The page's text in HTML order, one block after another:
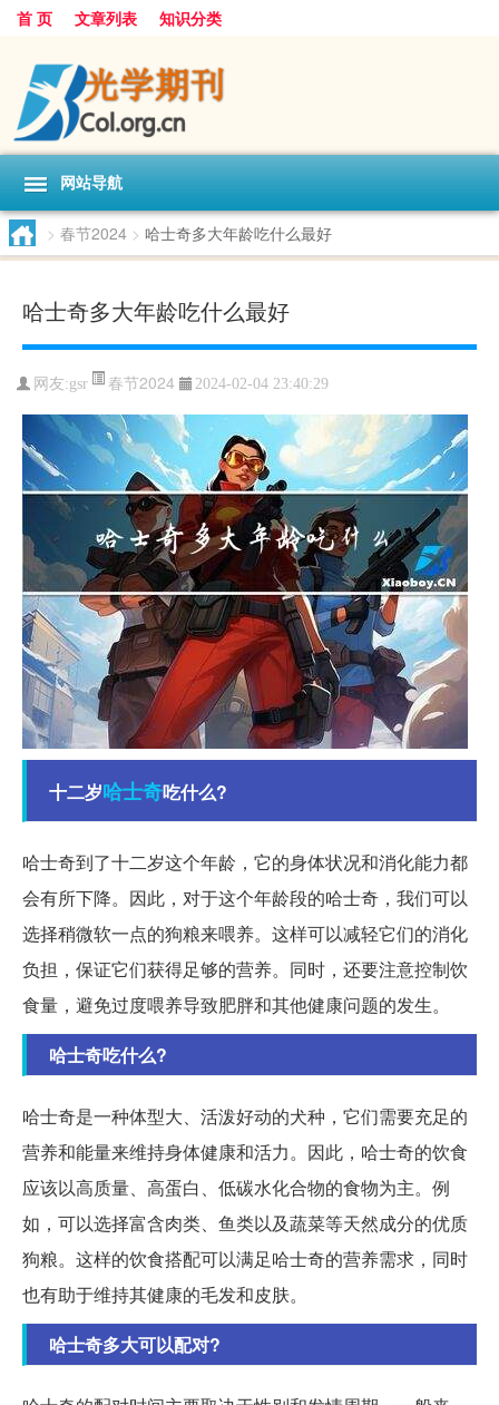
首 页 文章列表 知识分类
网站导航
> 春节2024 > 哈士奇多大年龄吃什么最好
哈士奇多大年龄吃什么最好
网友:gsr 春节2024 2024-02-04 23:40:29
十二岁哈士奇吃什么?
哈士奇到了十二岁这个年龄，它的身体状况和消化能力都
会有所下降。因此，对于这个年龄段的哈士奇，我们可以
选择稍微软一点的狗粮来喂养。这样可以减轻它们的消化
负担，保证它们获得足够的营养。同时，还要注意控制饮
食量，避免过度喂养导致肥胖和其他健康问题的发生。
哈士奇吃什么?
哈士奇是一种体型大、活泼好动的犬种，它们需要充足的
营养和能量来维持身体健康和活力。因此，哈士奇的饮食
应该以高质量、高蛋白、低碳水化合物的食物为主。例
如，可以选择富含肉类、鱼类以及蔬菜等天然成分的优质
狗粮。这样的饮食搭配可以满足哈士奇的营养需求，同时
也有助于维持其健康的毛发和皮肤。
哈士奇多大可以配对?